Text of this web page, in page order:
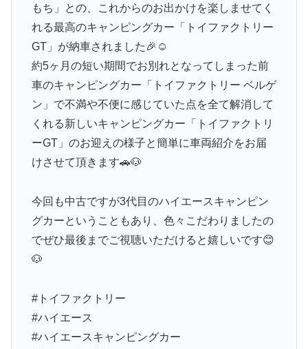
もち」との、これからのお出かけを楽しませてく
れる最高のキャンピングカー「トイファクトリー
GT」が納車されました🎉☺️
約5ヶ月の短い期間でお別れとなってしまった前
車のキャンピングカー「トイファクトリー ベルゲ
ン」で不満や不便に感じていた点を全て解消して
くれる新しいキャンピングカー「トイファクトリ
ーGT」のお迎えの様子と簡単に車両紹介をお届
けさせて頂きます🚗🐶
今回も中古ですが3代目のハイエースキャンピン
グカーということもあり、色々こだわりましたの
でぜひ最後までご視聴いただけると嬉しいです😊
🐶
#トイファクトリー
#ハイエース
#ハイエースキャンピングカー